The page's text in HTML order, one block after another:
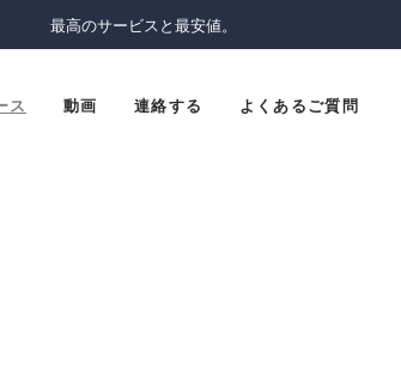
最高のサービスと最安値。
ス 動画 連絡する よくあるご質問